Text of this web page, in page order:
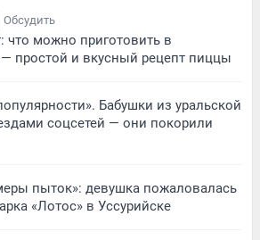
Обсудить
что можно приготовить в
простой и вкусный рецепт пиццы
Бабушки из уральской
соцсетей — они покорили
пыток»: девушка пожаловалась
«Лотос» в Уссурийске